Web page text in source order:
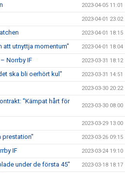
2023-04-05 11:01
2023-04-01 23:02
2023-04-01 18:15
att utnyttja momentum" 2023-04-01 18:04
Norrby IF 2023-03-31 18:12
ska bli oerhört kul" 2023-03-31 14:51
2023-03-30 20:22
"Kämpat hårt för
2023-03-30 08:00
2023-03-29 13:00
prestation" 2023-03-26 09:15
IF 2023-03-24 19:10
under de första 45" 2023-03-18 18:17